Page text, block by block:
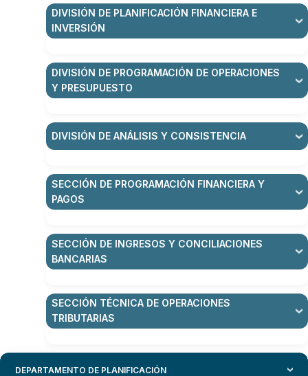
DIVISIÓN DE PLANIFICACIÓN FINANCIERA E
INVERSIÓN
DIVISIÓN DE PROGRAMACIÓN DE OPERACIONES
Y PRESUPUESTO
DIVISIÓN DE ANÁLISIS Y CONSISTENCIA
SECCIÓN DE PROGRAMACIÓN FINANCIERA Y
PAGOS
SECCIÓN DE INGRESOS Y CONCILIACIONES
BANCARIAS
SECCIÓN TÉCNICA DE OPERACIONES
TRIBUTARIAS
DEPARTAMENTO DE PLANIFICACIÓN